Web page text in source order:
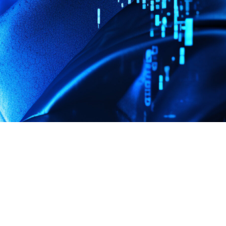
Wirtschaftspolitische Agenda
FAQ Zertifizierung